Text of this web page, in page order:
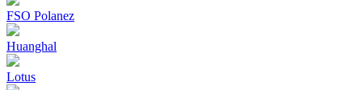
FSO Polanez
Huanghal
Lotus